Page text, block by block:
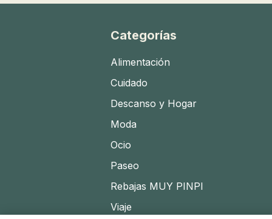
Categorías
Alimentación
Cuidado
Descanso y Hogar
Moda
Ocio
Paseo
Rebajas MUY PINPI
Viaje